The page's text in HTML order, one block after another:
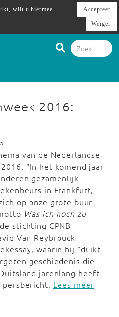
2016:
van de Nederlandse
"In het komend jaar
gezamenlijk
in Frankfurt,
op onze grote buur
Was ich noch zu
stichting CPNB
Van Reybrouck
waarin hij "duikt
geschiedenis die
jarenlang heeft
Lees meer
wilt u hiermee
Accepteer
Weiger